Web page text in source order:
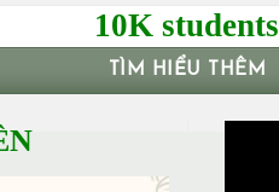
10K students
TÌM HIỂU THÊM